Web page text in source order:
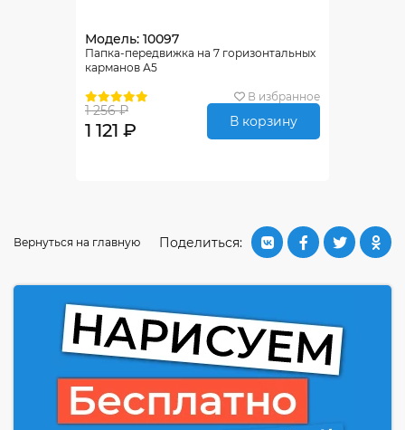
Модель: 10097
Папка-передвижка на 7 горизонтальных
карманов А5
В избранное
1 256 ₽
1 121 ₽ В корзину
Поделиться:
Вернуться на главную